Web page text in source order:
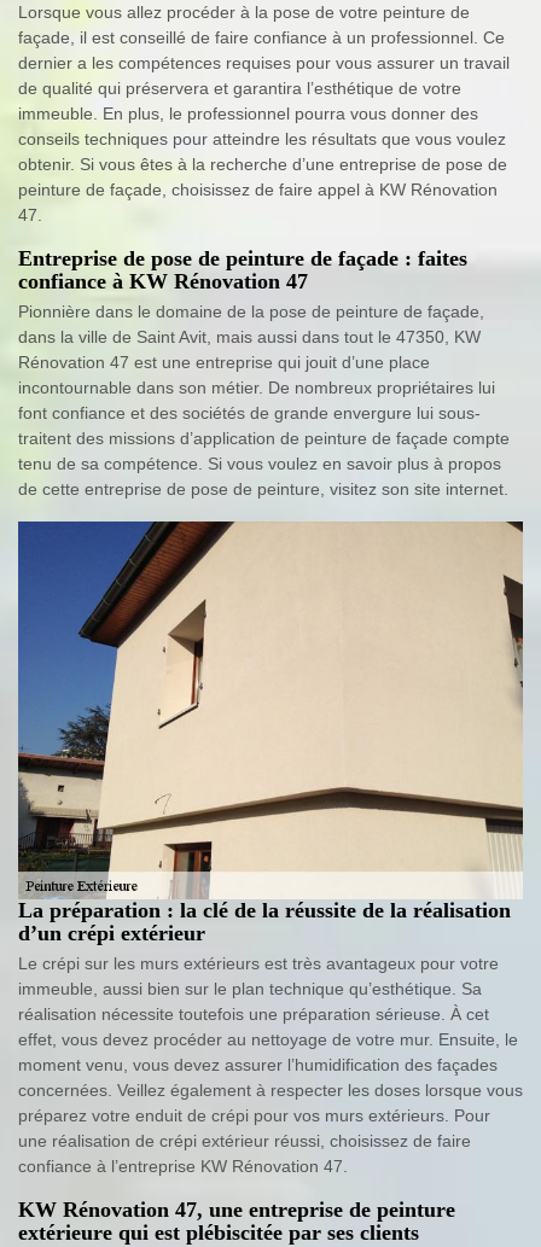
Lorsque vous allez procéder à la pose de votre peinture de
façade, il est conseillé de faire confiance à un professionnel. Ce
dernier a les compétences requises pour vous assurer un travail
de qualité qui préservera et garantira l’esthétique de votre
immeuble. En plus, le professionnel pourra vous donner des
conseils techniques pour atteindre les résultats que vous voulez
obtenir. Si vous êtes à la recherche d’une entreprise de pose de
peinture de façade, choisissez de faire appel à KW Rénovation
47.
Entreprise de pose de peinture de façade : faites
confiance à KW Rénovation 47
Pionnière dans le domaine de la pose de peinture de façade,
dans la ville de Saint Avit, mais aussi dans tout le 47350, KW
Rénovation 47 est une entreprise qui jouit d’une place
incontournable dans son métier. De nombreux propriétaires lui
font confiance et des sociétés de grande envergure lui sous-
traitent des missions d’application de peinture de façade compte
tenu de sa compétence. Si vous voulez en savoir plus à propos
de cette entreprise de pose de peinture, visitez son site internet.
La préparation : la clé de la réussite de la réalisation
d’un crépi extérieur
Le crépi sur les murs extérieurs est très avantageux pour votre
immeuble, aussi bien sur le plan technique qu’esthétique. Sa
réalisation nécessite toutefois une préparation sérieuse. À cet
effet, vous devez procéder au nettoyage de votre mur. Ensuite, le
moment venu, vous devez assurer l’humidification des façades
concernées. Veillez également à respecter les doses lorsque vous
préparez votre enduit de crépi pour vos murs extérieurs. Pour
une réalisation de crépi extérieur réussi, choisissez de faire
confiance à l’entreprise KW Rénovation 47.
KW Rénovation 47, une entreprise de peinture
extérieure qui est plébiscitée par ses clients